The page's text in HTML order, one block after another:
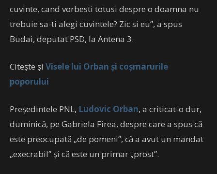
cuvinte, cand vorbesti totusi despre o doamna nu
trebuie sa-ti alegi cuvintele? Zic si eu”, a spus
Budai, deputat PSD, la Antena 3.
Citește și Visele lui Orban și coșmarurile
poporului
Preşedintele PNL, Ludovic Orban, a criticat-o dur,
duminică, pe Gabriela Firea, despre care a spus că
este preocupată „de pomeni”, că a avut un mandat
„execrabil” şi că este un primar „prost”.